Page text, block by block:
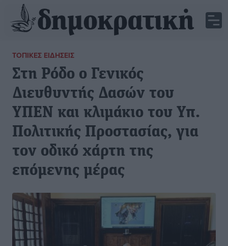
ΤΟΠΙΚΈΣ ΕΙΔΉΣΕΙΣ
Στη Ρόδο ο Γενικός
Διευθυντής Δασών του
ΥΠΕΝ και κλιμάκιο του Υπ.
Πολιτικής Προστασίας, για
τον οδικό χάρτη της
επόμενης μέρας